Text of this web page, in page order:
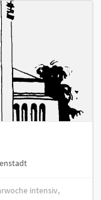
intensiv,